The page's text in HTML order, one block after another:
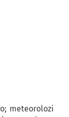
meteorolozi